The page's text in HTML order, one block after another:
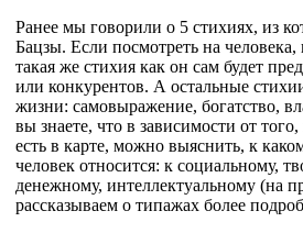
Ранее мы говорили о 5 стихиях, из
Бацзы. Если посмотреть на
такая же стихия как он сам будет
или конкурентов. А остальные
жизни: самовыражение, богатство,
вы знаете, что в зависимости от
есть в карте, можно выяснить, к
человек относится: к социальному,
денежному, интеллектуальному (на
рассказываем о типажах более